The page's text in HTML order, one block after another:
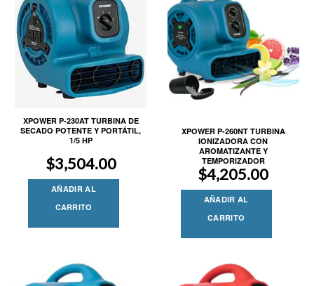
XPOWER P-230AT TURBINA DE
SECADO POTENTE Y PORTÁTIL,
1/5 HP
$3,504.00
AÑADIR AL
CARRITO
XPOWER P-260NT TURBINA
IONIZADORA CON
AROMATIZANTE Y
TEMPORIZADOR
$4,205.00
AÑADIR AL
CARRITO